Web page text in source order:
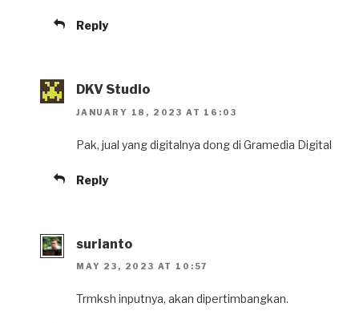
Reply
DKV Studio
JANUARY 18, 2023 AT 16:03
Pak, jual yang digitalnya dong di Gramedia Digital
Reply
surianto
MAY 23, 2023 AT 10:57
Trmksh inputnya, akan dipertimbangkan.